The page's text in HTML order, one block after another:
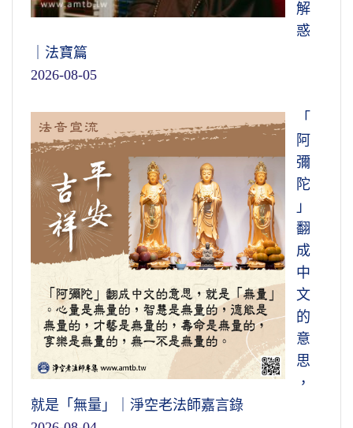
解
惑
｜法寶篇
2026-08-05
「
阿
彌
陀
」
翻
成
中
文
的
意
思
，
就是「無量」｜淨空老法師嘉言錄